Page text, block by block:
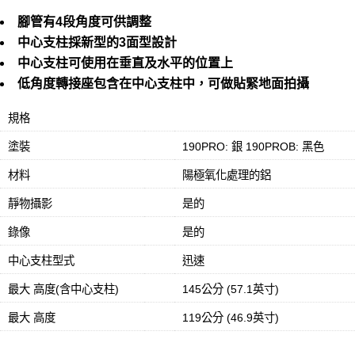
腳管有4段角度可供調整
中心支柱採新型的3面型設計
中心支柱可使用在垂直及水平的位置上
低角度轉接座包含在中心支柱中，可做貼緊地面拍攝
規格
塗裝 190PRO: 銀 190PROB: 黑色
材料 陽極氧化處理的鋁
靜物攝影 是的
錄像 是的
中心支柱型式 迅速
最大 高度(含中心支柱) 145公分 (57.1英寸)
最大 高度 119公分 (46.9英寸)